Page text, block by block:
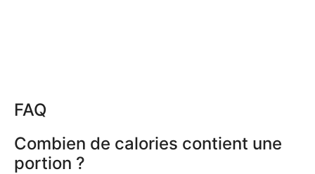
FAQ
Combien de calories contient une
portion ?